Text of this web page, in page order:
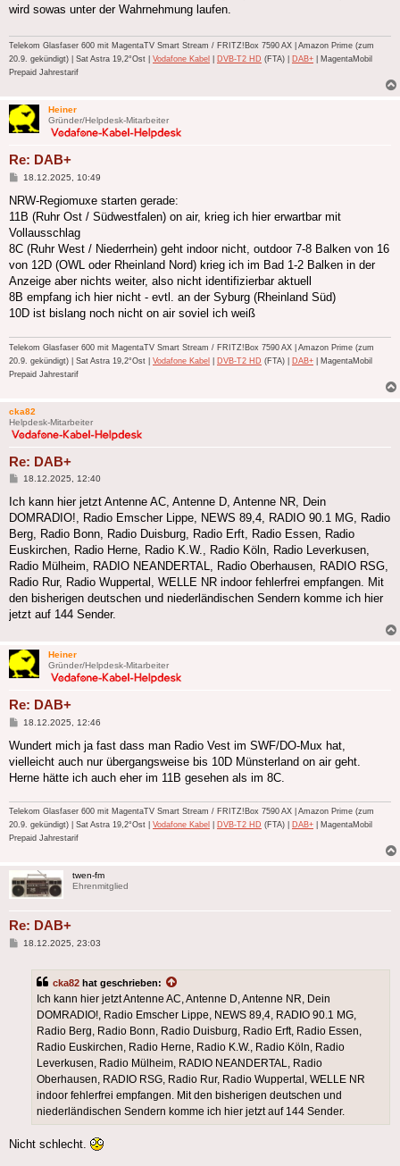
wird sowas unter der Wahrnehmung laufen.
Telekom Glasfaser 600 mit MagentaTV Smart Stream / FRITZ!Box 7590 AX | Amazon Prime (zum
20.9. gekündigt) | Sat Astra 19,2°Ost | Vodafone Kabel DVB-T2 HD (FTA) | DAB+ | MagentaMobil
Prepaid Jahrestarif
Heiner
Gründer/Helpdesk-Mitarbeiter
Re: DAB+
Beitrag
18.12.2025, 10:49
NRW-Regiomuxe starten gerade:
11B (Ruhr Ost / Südwestfalen) on air, krieg ich hier erwartbar mit
Vollausschlag
8C (Ruhr West / Niederrhein) geht indoor nicht, outdoor 7-8 Balken von 16
von 12D (OWL oder Rheinland Nord) krieg ich im Bad 1-2 Balken in der
Anzeige aber nichts weiter, also nicht identifizierbar aktuell
8B empfang ich hier nicht - evtl. an der Syburg (Rheinland Süd)
10D ist bislang noch nicht on air soviel ich weiß
Telekom Glasfaser 600 mit MagentaTV Smart Stream / FRITZ!Box 7590 AX | Amazon Prime (zum
20.9. gekündigt) | Sat Astra 19,2°Ost | Vodafone Kabel DVB-T2 HD (FTA) | DAB+ | MagentaMobil
Prepaid Jahrestarif
cka82
Helpdesk-Mitarbeiter
Re: DAB+
Beitrag
18.12.2025, 12:40
Ich kann hier jetzt Antenne AC, Antenne D, Antenne NR, Dein
DOMRADIO!, Radio Emscher Lippe, NEWS 89,4, RADIO 90.1 MG, Radio
Berg, Radio Bonn, Radio Duisburg, Radio Erft, Radio Essen, Radio
Euskirchen, Radio Herne, Radio K.W., Radio Köln, Radio Leverkusen,
Radio Mülheim, RADIO NEANDERTAL, Radio Oberhausen, RADIO RSG,
Radio Rur, Radio Wuppertal, WELLE NR indoor fehlerfrei empfangen. Mit
den bisherigen deutschen und niederländischen Sendern komme ich hier
jetzt auf 144 Sender.
Heiner
Gründer/Helpdesk-Mitarbeiter
Re: DAB+
Beitrag
18.12.2025, 12:46
Wundert mich ja fast dass man Radio Vest im SWF/DO-Mux hat,
vielleicht auch nur übergangsweise bis 10D Münsterland on air geht.
Herne hätte ich auch eher im 11B gesehen als im 8C.
Telekom Glasfaser 600 mit MagentaTV Smart Stream / FRITZ!Box 7590 AX | Amazon Prime (zum
20.9. gekündigt) | Sat Astra 19,2°Ost | Vodafone Kabel DVB-T2 HD (FTA) | DAB+ | MagentaMobil
Prepaid Jahrestarif
twen-fm
Ehrenmitglied
Re: DAB+
Beitrag
18.12.2025, 23:03
cka82 hat geschrieben:
Ich kann hier jetzt Antenne AC, Antenne D, Antenne NR, Dein
DOMRADIO!, Radio Emscher Lippe, NEWS 89,4, RADIO 90.1 MG,
Radio Berg, Radio Bonn, Radio Duisburg, Radio Erft, Radio Essen,
Radio Euskirchen, Radio Herne, Radio K.W., Radio Köln, Radio
Leverkusen, Radio Mülheim, RADIO NEANDERTAL, Radio
Oberhausen, RADIO RSG, Radio Rur, Radio Wuppertal, WELLE NR
indoor fehlerfrei empfangen. Mit den bisherigen deutschen und
niederländischen Sendern komme ich hier jetzt auf 144 Sender.
Nicht schlecht.